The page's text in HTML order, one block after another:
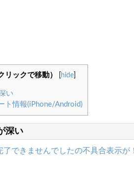
ックで移動） hide
い
ト情報(iPhone/Android)
深い
了できませんでしたの不具合表示が